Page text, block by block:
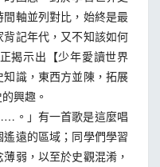
軸並列對比，始終是最
記年代，又不知該如何
揭示出【少年愛讀世界
識，東西方並陳，拓展
興趣。
」有一首歌是這麼唱
遠的區域；同學們學習
弱，以至於史觀混淆，